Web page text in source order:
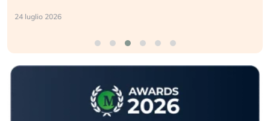
24 luglio 2026